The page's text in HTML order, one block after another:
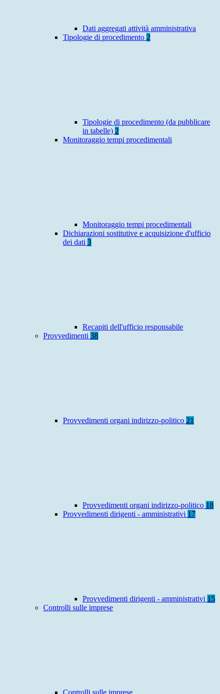
Dati aggregati attività amministrativa
Tipologie di procedimento 2
Tipologie di procedimento (da pubblicare
in tabelle) 2
Monitoraggio tempi procedimentali
Monitoraggio tempi procedimentali
Dichiarazioni sostitutive e acquisizione d'ufficio
dei dati 3
Recapiti dell'ufficio responsabile
Provvedimenti 38
Provvedimenti organi indirizzo-politico 21
Provvedimenti organi indirizzo-politico 18
Provvedimenti dirigenti - amministrativi 17
Provvedimenti dirigenti - amministrativi 15
Controlli sulle imprese